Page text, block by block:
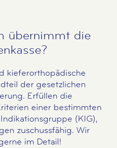
übernimmt die
kieferorthopädische
der gesetzlichen
Erfüllen die
einer bestimmten
(KIG),
zuschussfähig. Wir
im Detail!